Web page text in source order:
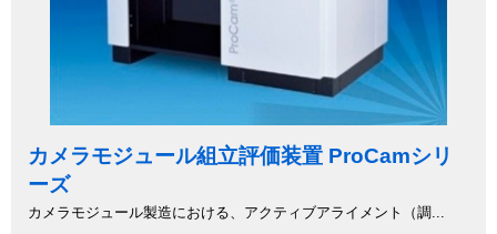
カメラモジュール組立評価装置 ProCamシリ
ーズ
カメラモジュール製造における、アクティブアライメント（調...